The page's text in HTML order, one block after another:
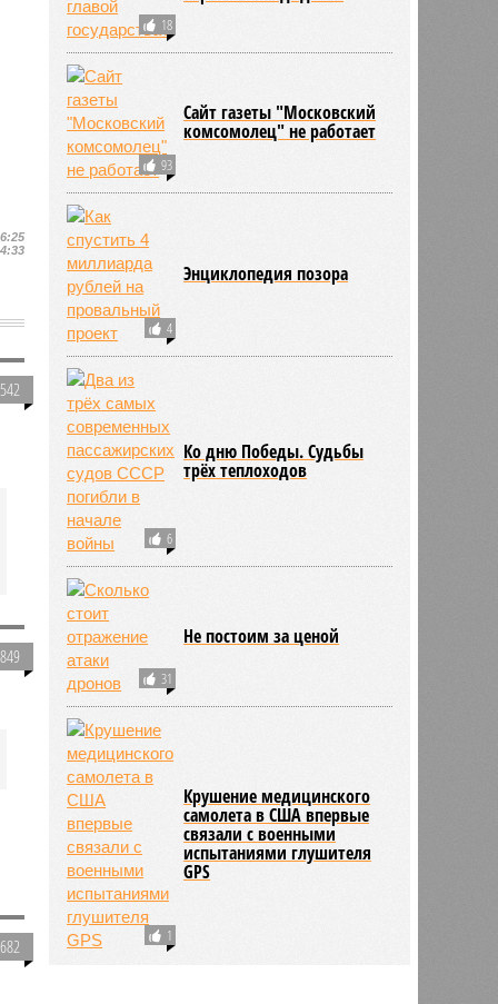
18
93
Сайт газеты "Московский
комсомолец" не работает
4
Энциклопедия позора
6
Ко дню Победы. Судьбы
трёх теплоходов
31
Не постоим за ценой
1
Крушение медицинского
самолета в США впервые
связали с военными
испытаниями глушителя
GPS